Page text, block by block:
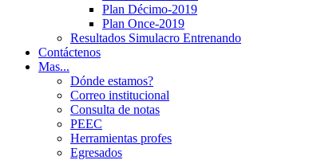
Plan Décimo-2019
Plan Once-2019
Resultados Simulacro Entrenando
Contáctenos
Mas...
Dónde estamos?
Correo institucional
Consulta de notas
PEEC
Herramientas profes
Egresados